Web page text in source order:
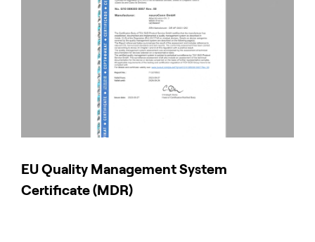
EU Quality Management System
Certificate (MDR)